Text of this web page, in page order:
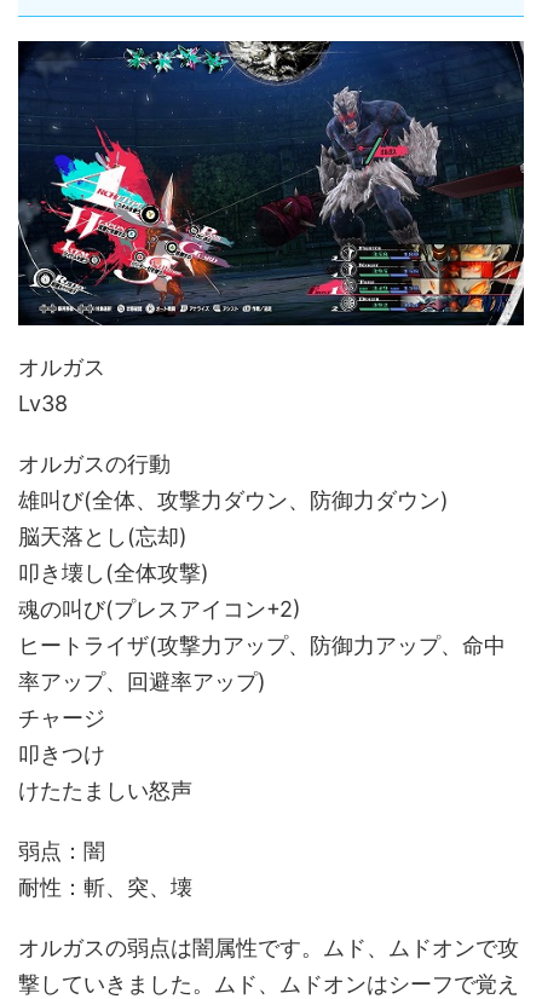
オルガス
Lv38
オルガスの行動
雄叫び(全体、攻撃力ダウン、防御力ダウン)
脳天落とし(忘却)
叩き壊し(全体攻撃)
魂の叫び(プレスアイコン+2)
ヒートライザ(攻撃力アップ、防御力アップ、命中
率アップ、回避率アップ)
チャージ
叩きつけ
けたたましい怒声
弱点：闇
耐性：斬、突、壊
オルガスの弱点は闇属性です。ムド、ムドオンで攻
撃していきました。ムド、ムドオンはシーフで覚え